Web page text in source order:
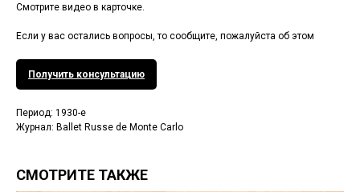
Смотрите видео в карточке.
Если у вас остались вопросы, то сообщите, пожалуйста об этом
Получить консультацию
Период: 1930-е
Журнал: Ballet Russe de Monte Carlo
СМОТРИТЕ ТАКЖЕ